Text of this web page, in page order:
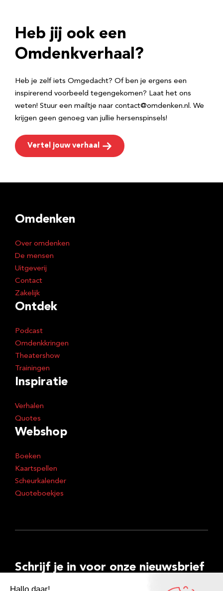
r
e
Heb jij ook een
Omdenkverhaal?
Heb je zelf iets Omgedacht? Of ben je ergens een
inspirerend voorbeeld tegengekomen? Laat het ons
weten! Stuur een mailtje naar contact@omdenken.nl. We
krijgen geen genoeg van jullie hersenspinsels!
Vertel jouw verhaal
Omdenken
Over omdenken
De mensen
Uitgeverij
Contact
Zakelijk
Ontdek
Podcast
Omdenkkringen
Theatershow
Trainingen
Inspiratie
Verhalen
Quotes
Webshop
Boeken
Kaartspellen
Scheurkalender
Quoteboekjes
Schrijf je in voor onze nieuwsbrief